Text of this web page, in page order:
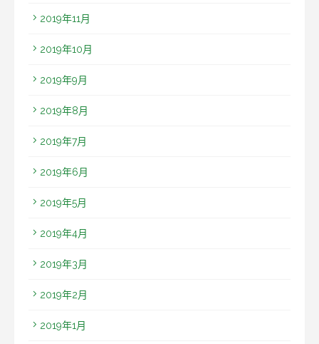
2019年11月
2019年10月
2019年9月
2019年8月
2019年7月
2019年6月
2019年5月
2019年4月
2019年3月
2019年2月
2019年1月